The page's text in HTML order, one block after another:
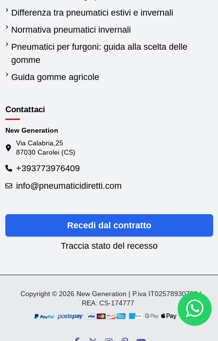
Differenza tra pneumatici estivi e invernali
Normativa pneumatici invernali
Pneumatici per furgoni: guida alla scelta delle
gomme
Guida gomme agricole
Contattaci
New Generation
Via Calabria,25
87030 Carolei (CS)
+393773976409
info@pneumaticidiretti.com
Recedi dal contratto
Traccia stato del recesso
Copyright © 2026 New Generation | P.iva IT02578930782 /
REA: CS-174777